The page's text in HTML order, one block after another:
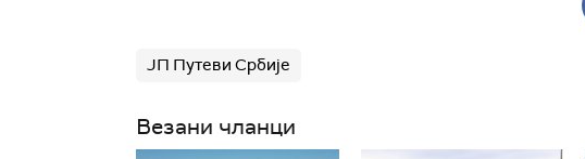
ЈП Путеви Србије
Везани чланци